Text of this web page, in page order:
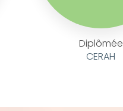
Diplômée
CERAH